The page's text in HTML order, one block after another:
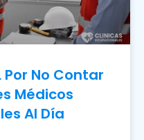
Por No Contar
Médicos
Al Día